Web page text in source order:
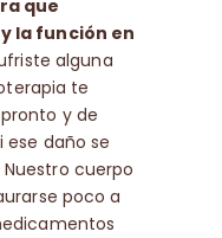
nosotros
que
la función en
alguna
te
y de
ese daño se
cuerpo
poco a